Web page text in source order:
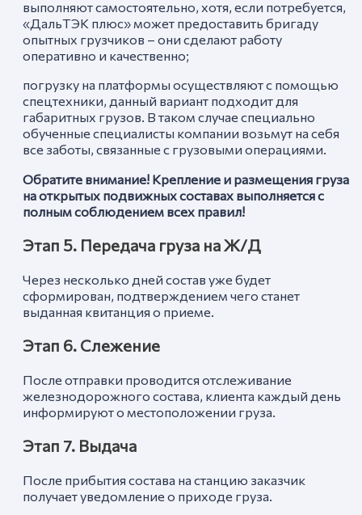
выполняют самостоятельно, хотя, если потребуется,
«ДальТЭК плюс» может предоставить бригаду
опытных грузчиков – они сделают работу
оперативно и качественно;
погрузку на платформы осуществляют с помощью
спецтехники, данный вариант подходит для
габаритных грузов. В таком случае специально
обученные специалисты компании возьмут на себя
все заботы, связанные с грузовыми операциями.
Обратите внимание! Крепление и размещения груза
на открытых подвижных составах выполняется с
полным соблюдением всех правил!
Этап 5. Передача груза на Ж/Д
Через несколько дней состав уже будет
сформирован, подтверждением чего станет
выданная квитанция о приеме.
Этап 6. Слежение
После отправки проводится отслеживание
железнодорожного состава, клиента каждый день
информируют о местоположении груза.
Этап 7. Выдача
После прибытия состава на станцию заказчик
получает уведомление о приходе груза.